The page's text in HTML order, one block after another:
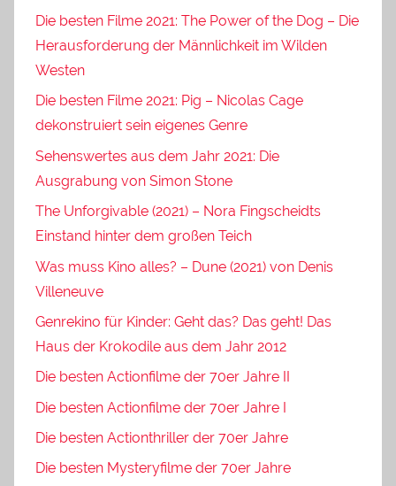
Die besten Filme 2021: The Power of the Dog – Die
Herausforderung der Männlichkeit im Wilden
Westen
Die besten Filme 2021: Pig – Nicolas Cage
dekonstruiert sein eigenes Genre
Sehenswertes aus dem Jahr 2021: Die
Ausgrabung von Simon Stone
The Unforgivable (2021) – Nora Fingscheidts
Einstand hinter dem großen Teich
Was muss Kino alles? – Dune (2021) von Denis
Villeneuve
Genrekino für Kinder: Geht das? Das geht! Das
Haus der Krokodile aus dem Jahr 2012
Die besten Actionfilme der 70er Jahre II
Die besten Actionfilme der 70er Jahre I
Die besten Actionthriller der 70er Jahre
Die besten Mysteryfilme der 70er Jahre